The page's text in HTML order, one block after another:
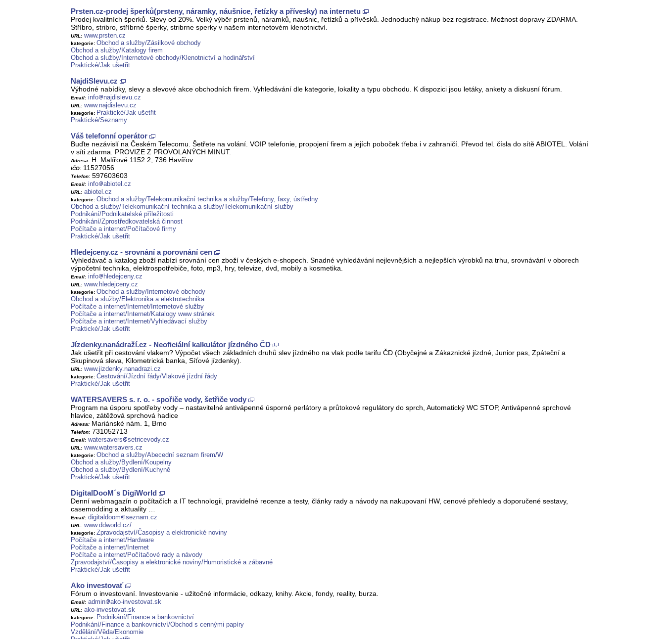
Prsten.cz-prodej šperků(prsteny, náramky, náušnice, řetízky a přívesky) na internetu
Prodej kvalitních šperků. Slevy od 20%. Velký výběr prstenů, náramků, naušnic, řetízků a přívěsků. Jednoduchý nákup bez registrace. Možnost dopravy ZDARMA.
Stříbro, stribro, stříbrné šperky, stribrne sperky v našem internetovém klenotnictví.
URL: www.prsten.cz
kategorie: Obchod a služby/Zásilkové obchody
Obchod a služby/Katalogy firem
Obchod a služby/Internetové obchody/Klenotnictví a hodinářství
Praktické/Jak ušetřit
NajdiSlevu.cz
Výhodné nabídky, slevy a slevové akce obchodních firem. Vyhledávání dle kategorie, lokality a typu obchodu. K dispozici jsou letáky, ankety a diskusní fórum.
Email: info najdislevu.cz
URL: www.najdislevu.cz
kategorie: Praktické/Jak ušetřit
Praktické/Seznamy
Váš telefonní operátor
Buďte nezávislí na Českém Telecomu. Šetřete na volání. VOIP telefonie, propojení firem a jejích poboček třeba i v zahraničí. Převod tel. čísla do sítě ABIOTEL. Volání
v síti zdarma. PROVIZE Z PROVOLANÝCH MINUT.
Adresa: H. Malířové 1152 2, 736 Havířov
IČO: 11527056
Telefon: 597603603
Email: info abiotel.cz
URL: abiotel.cz
kategorie: Obchod a služby/Telekomunikační technika a služby/Telefony, faxy, ústředny
Obchod a služby/Telekomunikační technika a služby/Telekomunikační služby
Podnikání/Podnikatelské příležitosti
Podnikání/Zprostředkovatelská činnost
Počítače a internet/Počítačové firmy
Praktické/Jak ušetřit
Hledejceny.cz - srovnání a porovnání cen
Vyhledávač a katalog zboží nabízí srovnání cen zboží v českých e-shopech. Snadné vyhledávání nejlevnějších a nejlepších výrobků na trhu, srovnávání v oborech
výpočetní technika, elektrospotřebiče, foto, mp3, hry, televize, dvd, mobily a kosmetika.
Email: info hledejceny.cz
URL: www.hledejceny.cz
kategorie: Obchod a služby/Internetové obchody
Obchod a služby/Elektronika a elektrotechnika
Počítače a internet/Internet/Internetové služby
Počítače a internet/Internet/Katalogy www stránek
Počítače a internet/Internet/Vyhledávací služby
Praktické/Jak ušetřit
Jízdenky.nanádraží.cz - Neoficiální kalkulátor jízdného ČD
Jak ušetřit při cestování vlakem? Výpočet všech základních druhů slev jízdného na vlak podle tarifu ČD (Obyčejné a Zákaznické jízdné, Junior pas, Zpáteční a
Skupinová sleva, Kilometrická banka, Síťové jízdenky).
URL: www.jizdenky.nanadrazi.cz
kategorie: Cestování/Jízdní řády/Vlakové jízdní řády
Praktické/Jak ušetřit
WATERSAVERS s. r. o. - spořiče vody, šetřiče vody
Program na úsporu spotřeby vody – nastavitelné antivápenné úsporné perlátory a průtokové regulátory do sprch, Automatický WC STOP, Antivápenné sprchové
hlavice, zátěžová sprchová hadice
Adresa: Mariánské nám. 1, Brno
Telefon: 731052713
Email: watersavers setricevody.cz
URL: www.watersavers.cz
kategorie: Obchod a služby/Abecední seznam firem/W
Obchod a služby/Bydlení/Koupelny
Obchod a služby/Bydlení/Kuchyně
Praktické/Jak ušetřit
DigitalDooM´s DigiWorld
Denní webmagazín o počítačích a IT technologii, pravidelné recenze a testy, články rady a návody na nakupovaní HW, cenové přehledy a doporučené sestavy,
casemodding a aktuality …
Email: digitaldoom seznam.cz
URL: www.ddworld.cz/
kategorie: Zpravodajství/Časopisy a elektronické noviny
Počítače a internet/Hardware
Počítače a internet/Internet
Počítače a internet/Počítačové rady a návody
Zpravodajství/Časopisy a elektronické noviny/Humoristické a zábavné
Praktické/Jak ušetřit
Ako investovať
Fórum o investovaní. Investovanie - užitočné informácie, odkazy, knihy. Akcie, fondy, reality, burza.
Email: admin ako-investovat.sk
URL: ako-investovat.sk
kategorie: Podnikání/Finance a bankovnictví
Podnikání/Finance a bankovnictví/Obchod s cennými papíry
Vzdělání/Věda/Ekonomie